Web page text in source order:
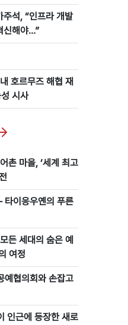
주석, “인프라 개발
신해야…”
호르무즈 해협 재
시사
촌 마을, ‘세계 최고
타이응우옌의 푸른
든 세대의 숨은 예
여정
예협의회와 손잡고
인근에 등장한 새로